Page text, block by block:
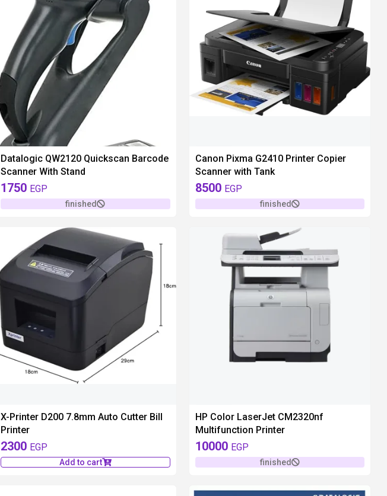
Datalogic QW2120 Quickscan Barcode
Scanner With Stand
1750 EGP
finished
Canon Pixma G2410 Printer Copier
Scanner with Tank
8500 EGP
finished
X-Printer D200 7.8mm Auto Cutter Bill
Printer
2300 EGP
Add to cart
HP Color LaserJet CM2320nf
Multifunction Printer
10000 EGP
finished